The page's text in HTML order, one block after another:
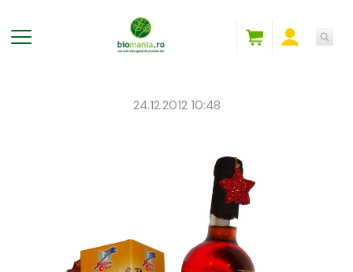
24.12.2012 10:48